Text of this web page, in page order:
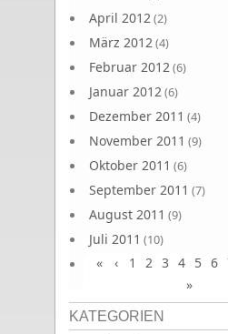
April 2012(2)
März 2012(4)
Februar 2012(6)
Januar 2012(6)
Dezember 2011 (4)
November 2011 (9)
Oktober 2011 (6)
September 2011 (7)
August 2011 (9)
Juli 2011 (10)
Juni 2011(9)
« ‹ 1 2 3 4 5 6
»
KATEGORIEN